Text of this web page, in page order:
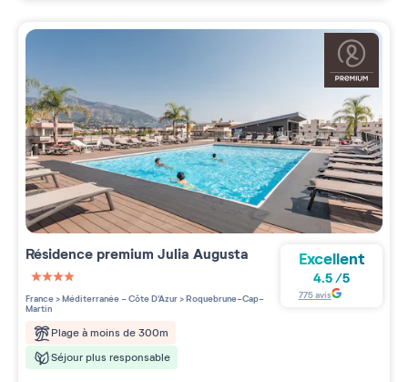
Résidence premium Julia Augusta
4 étoiles sur 5
France>Méditerranée - Côte D'Azur>Roquebrune-Cap-
Martin
Plage à moins de 300m
Séjour plus responsable
Excellent
4.5/5
775avis